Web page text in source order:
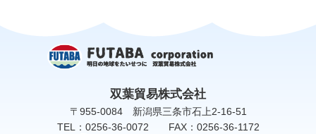
双葉貿易株式会社
〒955-0084 新潟県三条市石上2-16-51
TEL：0256-36-0072 FAX：0256-36-1172